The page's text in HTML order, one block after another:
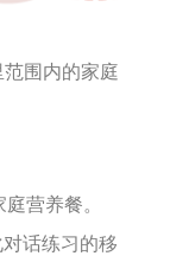
围内的家庭
营养餐。
话练习的移